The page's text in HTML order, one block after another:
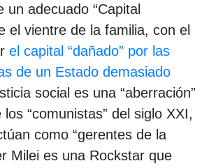
un adecuado “Capital
el vientre de la familia, con el
el capital “dañado” por las
de un Estado demasiado
social es una “aberración”
“comunistas” del siglo XXI,
como “gerentes de la
Milei es una Rockstar que